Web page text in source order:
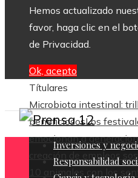
Hemos actualizado
favor, haga clic en el
de Privacidad.
Ok, acepto
Títulares
Microbiota intestinal:
beneficiososLos
emocionan a
creación de empleos
10 animales con los
Inversiones y
Responsabilidad